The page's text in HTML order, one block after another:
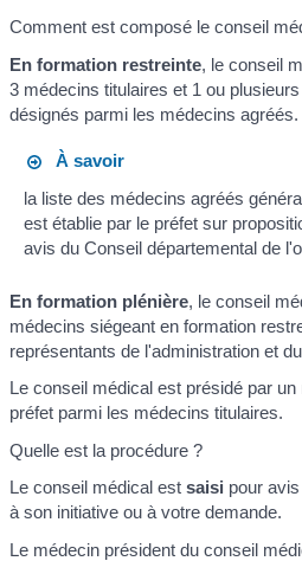
Comment est composé le conseil
En formation restreinte, le conseil
3 médecins titulaires et 1 ou
désignés parmi les médecins agréés.
À savoir
la liste des médecins agréés
est établie par le préfet sur
avis du Conseil départemental de
En formation plénière, le conseil
médecins siégeant en formation
représentants de l'administration et
Le conseil médical est présidé par
préfet parmi les médecins titulaires.
Quelle est la procédure ?
Le conseil médical estsaisi pour avis
à son initiative ou à votre demande.
Le médecin président du conseil